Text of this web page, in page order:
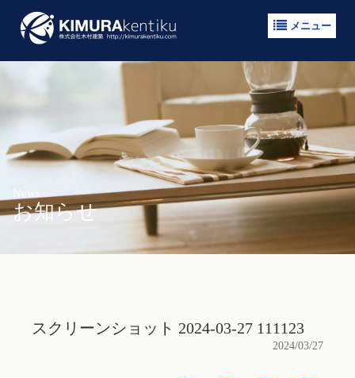
News
お知らせ
スクリーンショット 2024-03-27 111123
2024/03/27
メニュー